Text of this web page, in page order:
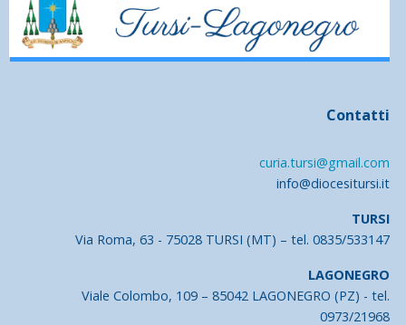
Contatti
curia.tursi@gmail.com
info@diocesitursi.it
TURSI
Via Roma, 63 - 75028 TURSI (MT) – tel. 0835/533147
LAGONEGRO
Viale Colombo, 109 – 85042 LAGONEGRO (PZ) - tel.
0973/21968